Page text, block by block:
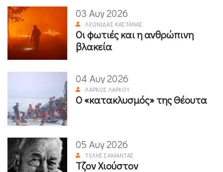
03 Αυγ 2026
ΛΕΩΝΊΔΑΣ ΚΑΣΤΑΝΆΣ
Οι φωτιές και η ανθρώπινη
βλακεία
04 Αυγ 2026
ΛΆΡΚΟΣ ΛΆΡΚΟΥ
Ο «κατακλυσμός» της Θέουτα
05 Αυγ 2026
ΤΈΛΗΣ ΣΑΜΑΝΤΆΣ
Τζον Χιούστον